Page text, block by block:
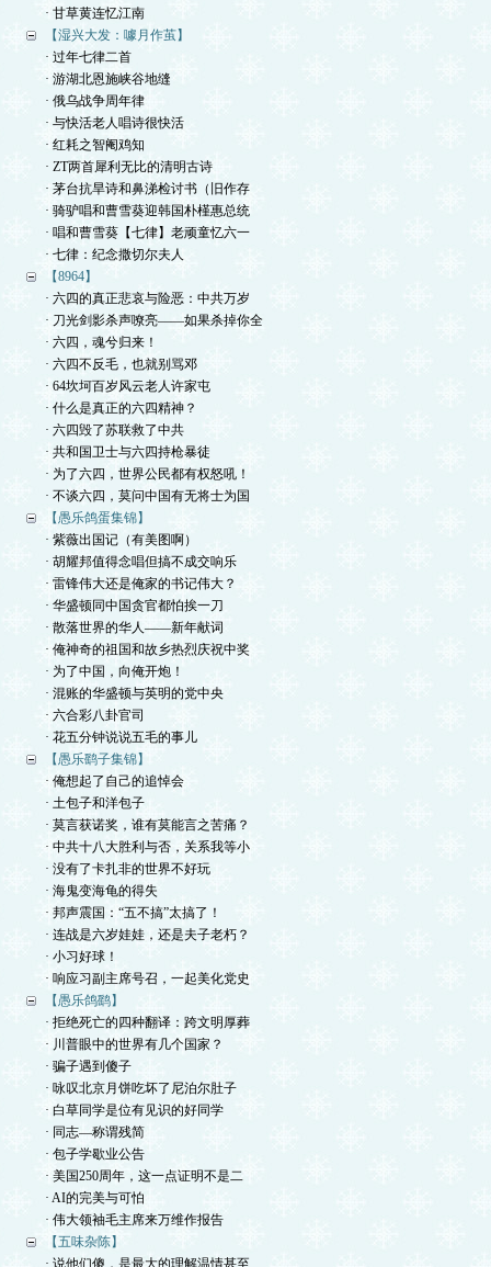
· 甘草黄连忆江南
【湿兴大发：噱月作茧】
· 过年七律二首
· 游湖北恩施峡谷地缝
· 俄乌战争周年律
· 与快活老人唱诗很快活
· 红耗之智阉鸡知
· ZT两首犀利无比的清明古诗
· 茅台抗旱诗和鼻涕检讨书（旧作存
· 骑驴唱和曹雪葵迎韩国朴槿惠总统
· 唱和曹雪葵【七律】老顽童忆六一
· 七律：纪念撒切尔夫人
【8964】
· 六四的真正悲哀与险恶：中共万岁
· 刀光剑影杀声嘹亮——如果杀掉你全
· 六四，魂兮归来！
· 六四不反毛，也就别骂邓
· 64坎坷百岁风云老人许家屯
· 什么是真正的六四精神？
· 六四毁了苏联救了中共
· 共和国卫士与六四持枪暴徒
· 为了六四，世界公民都有权怒吼！
· 不谈六四，莫问中国有无将士为国
【愚乐鸽蛋集锦】
· 紫薇出国记（有美图啊）
· 胡耀邦值得念唱但搞不成交响乐
· 雷锋伟大还是俺家的书记伟大？
· 华盛顿同中国贪官都怕挨一刀
· 散落世界的华人——新年献词
· 俺神奇的祖国和故乡热烈庆祝中奖
· 为了中国，向俺开炮！
· 混账的华盛顿与英明的党中央
· 六合彩八卦官司
· 花五分钟说说五毛的事儿
【愚乐鹞子集锦】
· 俺想起了自己的追悼会
· 土包子和洋包子
· 莫言获诺奖，谁有莫能言之苦痛？
· 中共十八大胜利与否，关系我等小
· 没有了卡扎非的世界不好玩
· 海鬼变海龟的得失
· 邦声震国：“五不搞”太搞了！
· 连战是六岁娃娃，还是夫子老朽？
· 小习好球！
· 响应习副主席号召，一起美化党史
【愚乐鸽鹞】
· 拒绝死亡的四种翻译：跨文明厚葬
· 川普眼中的世界有几个国家？
· 骗子遇到傻子
· 咏叹北京月饼吃坏了尼泊尔肚子
· 白草同学是位有见识的好同学
· 同志—称谓残简
· 包子学歇业公告
· 美国250周年，这一点证明不是二
· AI的完美与可怕
· 伟大领袖毛主席来万维作报告
【五味杂陈】
· 说他们傻，是最大的理解温情甚至